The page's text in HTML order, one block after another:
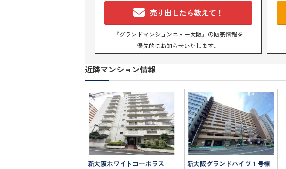
売り出したら教えて！
『グランドマンションニュー大阪』の販売情報を
優先的にお知らせいたします。
近隣マンション情報
新大阪ホワイトコーポラス 新大阪グランドハイツ１号棟